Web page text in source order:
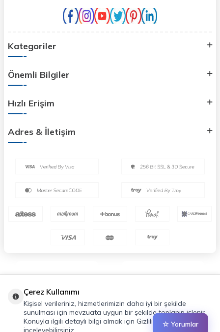
☆ Yorumlar
Kategoriler
Önemli Bilgiler
Hızlı Erişim
Adres & İletişim
Çerez Kullanımı
Kişisel verileriniz, hizmetlerimizin daha iyi bir şekilde
sunulması için mevzuata uygun bir şekilde toplanıp işlenir.
Konuyla ilgili detaylı bilgi almak için Gizlilik Politikamızı
inceleyebilirsiniz.